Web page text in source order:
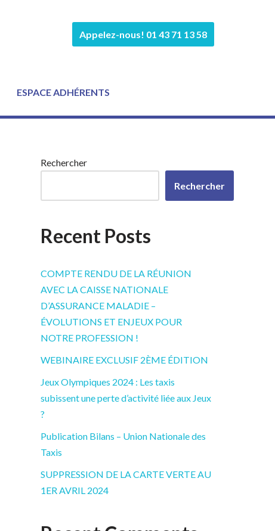
Appelez-nous! 01 43 71 13 58
ESPACE ADHÉRENTS
Rechercher
Rechercher
Recent Posts
COMPTE RENDU DE LA RÉUNION
AVEC LA CAISSE NATIONALE
D’ASSURANCE MALADIE –
ÉVOLUTIONS ET ENJEUX POUR
NOTRE PROFESSION !
WEBINAIRE EXCLUSIF 2ÈME ÉDITION
Jeux Olympiques 2024 : Les taxis
subissent une perte d’activité liée aux Jeux
?
Publication Bilans – Union Nationale des
Taxis
SUPPRESSION DE LA CARTE VERTE AU
1ER AVRIL 2024